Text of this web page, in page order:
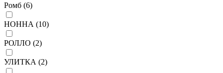
Ромб (6)
НОННА (10)
РОЛЛО (2)
УЛИТКА (2)